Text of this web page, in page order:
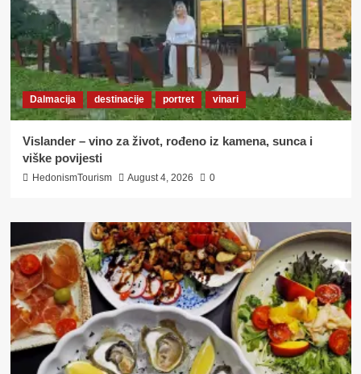
Dalmacija destinacije portret vinari
Vislander – vino za život, rođeno iz kamena, sunca i
viške povijesti
HedonismTourism August 4, 2026 0